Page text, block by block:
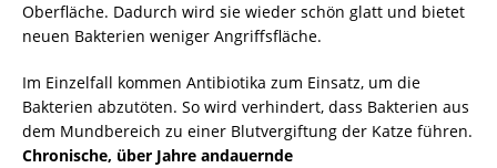
Oberfläche. Dadurch wird sie wieder schön glatt und bietet
neuen Bakterien weniger Angriffsfläche.
Im Einzelfall kommen Antibiotika zum Einsatz, um die
Bakterien abzutöten. So wird verhindert, dass Bakterien aus
dem Mundbereich zu einer Blutvergiftung der Katze führen.
Chronische, über Jahre andauernde